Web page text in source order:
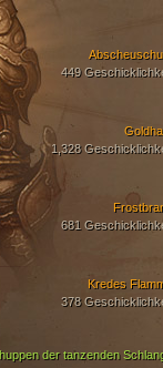
1,328
681
449
der tanzenden
Kredes
378